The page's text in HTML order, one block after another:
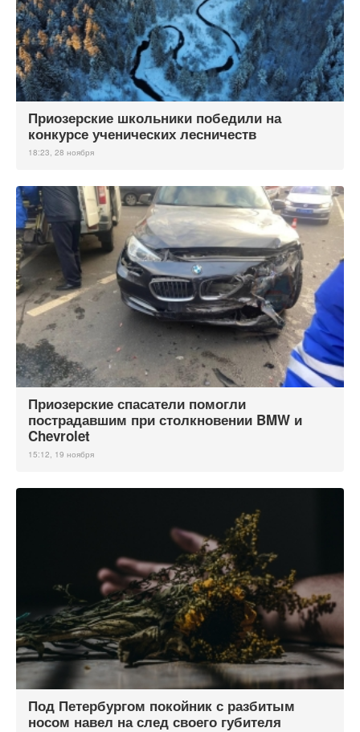
Приозерские школьники победили на
конкурсе ученических лесничеств
18:23, 28 ноября
Приозерские спасатели помогли
пострадавшим при столкновении BMW и
Chevrolet
15:12, 19 ноября
Под Петербургом покойник с разбитым
носом навел на след своего губителя